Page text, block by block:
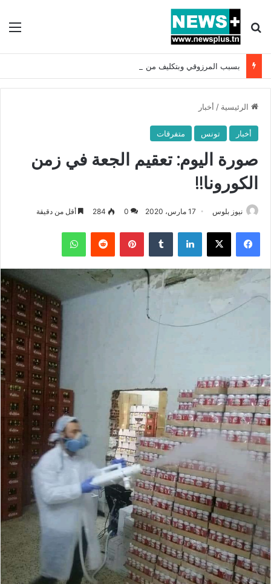
بحث عن
الرئيسية / أخبار
أخبار تونس متفرقات
صورة اليوم: تعقيم الجعة في زمن
الكورونا!!
نيوز بلوس 17 مارس، 2020 0
284 أقل من دقيقة
فيسبوك X لينكدإن بينتيريست واتساب